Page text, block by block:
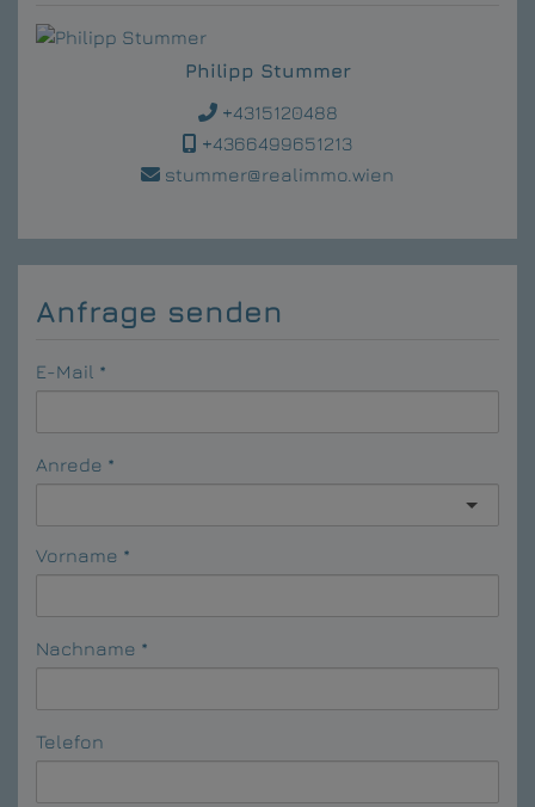
Philipp Stummer
+4315120488
+4366499651213
stummer@realimmo.wien
Anfrage senden
E-Mail
Anrede
Vorname
Nachname
Telefon